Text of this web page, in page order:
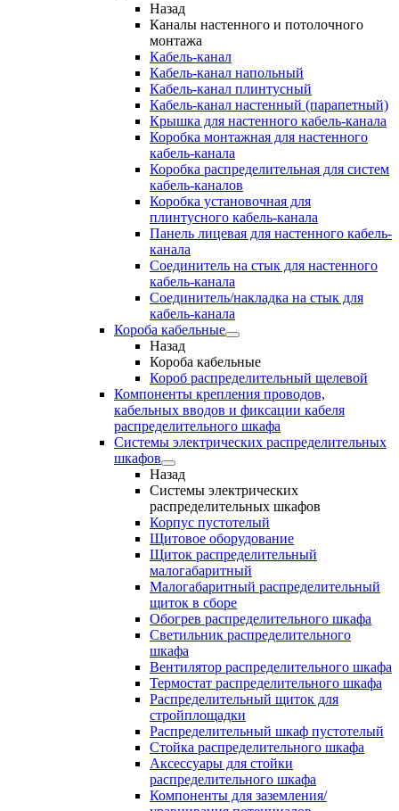
Назад
Каналы настенного и потолочного
монтажа
Кабель-канал
Кабель-канал напольный
Кабель-канал плинтусный
Кабель-канал настенный (парапетный)
Крышка для настенного кабель-канала
Коробка монтажная для настенного
кабель-канала
Коробка распределительная для систем
кабель-каналов
Коробка установочная для
плинтусного кабель-канала
Панель лицевая для настенного кабель-
канала
Соединитель на стык для настенного
кабель-канала
Соединитель/накладка на стык для
кабель-канала
Короба кабельные
Назад
Короба кабельные
Короб распределительный щелевой
Компоненты крепления проводов,
кабельных вводов и фиксации кабеля
распределительного шкафа
Системы электрических распределительных
шкафов
Назад
Системы электрических
распределительных шкафов
Корпус пустотелый
Щитовое оборудование
Щиток распределительный
малогабаритный
Малогабаритный распределительный
щиток в сборе
Обогрев распределительного шкафа
Светильник распределительного
шкафа
Вентилятор распределительного шкафа
Термостат распределительного шкафа
Распределительный щиток для
стройплощадки
Распределительный шкаф пустотелый
Стойка распределительного шкафа
Аксессуары для стойки
распределительного шкафа
Компоненты для заземления/